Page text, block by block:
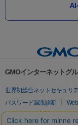
AI
GMOインターネットグ
世界初総合ネットセキュリ
パスワード漏洩診断
セキュリティ相談AIチャッ